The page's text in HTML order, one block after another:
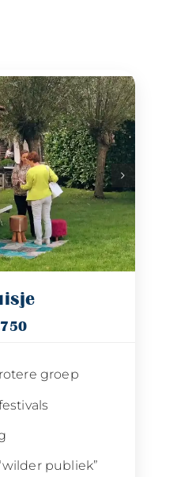
groep
publiek”